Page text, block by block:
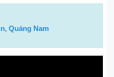
Quảng Nam